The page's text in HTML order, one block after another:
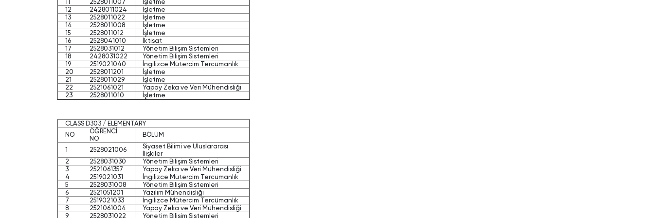
11
2528011007
İşletme
12
2428011024
İşletme
13
2528011022
İşletme
14
2528011008
İşletme
15
2528011012
İşletme
16
2528041010
İktisat
17
2528031012
Yönetim Bilişim Sistemleri
18
2428031022
Yönetim Bilişim Sistemleri
19
2519021040
İngilizce Mütercim Tercümanlık
20
2528011201
İşletme
21
2528011029
İşletme
22
2521061021
Yapay Zeka ve Veri Mühendisliği
23
2528011010 İşletme
CLASS D303 / ELEMENTARY
NO
ÖĞRENCİ
NO
BÖLÜM
1 2528021006
Siyaset Bilimi ve Uluslararası
İlişkiler
2
2528031030
Yönetim Bilişim Sistemleri
3
2521061357
Yapay Zeka ve Veri Mühendisliği
4
2519021031
İngilizce Mütercim Tercümanlık
5
2528031008
Yönetim Bilişim Sistemleri
6
2521051201
Yazılım Mühendisliği
7
2519021033
İngilizce Mütercim Tercümanlık
8
2521061004
Yapay Zeka ve Veri Mühendisliği
9
2528031022 Yönetim Bilişim Sistemleri